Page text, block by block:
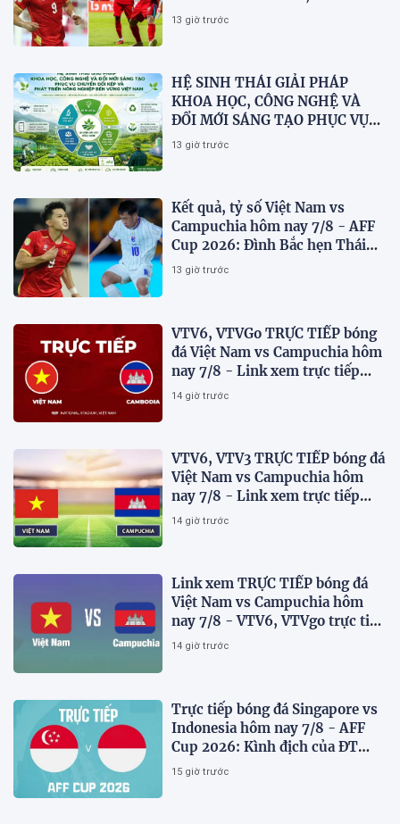
dừng bước
13 giờ trước
HỆ SINH THÁI GIẢI PHÁP
KHOA HỌC, CÔNG NGHỆ VÀ
ĐỔI MỚI SÁNG TẠO PHỤC VỤ
CHUYỂN ĐỔI KÉP VÀ PHÁT
13 giờ trước
Kết quả, tỷ số Việt Nam vs
Campuchia hôm nay 7/8 - AFF
Cup 2026: Đình Bắc hẹn Thái
Lan ở chung kết?
13 giờ trước
VTV6, VTVGo TRỰC TIẾP bóng
đá Việt Nam vs Campuchia hôm
nay 7/8 - Link xem trực tiếp
AFF Cup 2026 mới nhất
14 giờ trước
VTV6, VTV3 TRỰC TIẾP bóng đá
Việt Nam vs Campuchia hôm
nay 7/8 - Link xem trực tiếp
AFF Cup 2026 mới nhất
14 giờ trước
Link xem TRỰC TIẾP bóng đá
Việt Nam vs Campuchia hôm
nay 7/8 - VTV6, VTVgo trực tiếp
AFF Cup 2026
14 giờ trước
Trực tiếp bóng đá Singapore vs
Indonesia hôm nay 7/8 - AFF
Cup 2026: Kình địch của ĐT
Việt Nam thua đau?
15 giờ trước